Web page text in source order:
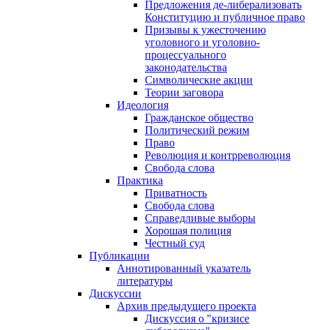
Предложения де-либерализовать
Конституцию и публичное право
Призывы к ужесточению
уголовного и уголовно-
процессуального
законодательства
Символические акции
Теории заговора
Идеология
Гражданское общество
Политический режим
Право
Революция и контрреволюция
Свобода слова
Практика
Приватность
Свобода слова
Справедливые выборы
Хорошая полиция
Честный суд
Публикации
Аннотированный указатель
литературы
Дискуссии
Архив предыдущего проекта
Дискуссия о "кризисе